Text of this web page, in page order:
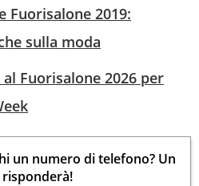
Fuorisalone 2019:
sulla moda
Fuorisalone 2026 per
un numero di telefono? Un